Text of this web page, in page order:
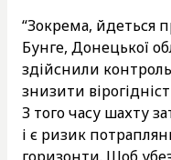
“Зокрема, йдеться
Бунге, Донецької
здійснили
знизити
З того часу шахту
і є ризик
горизонти. Щоб